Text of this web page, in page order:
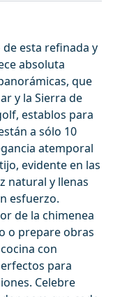
esta refinada y
absoluta
que
y la Sierra de
establos para
a sólo 10
atemporal
evidente en las
natural y llenas
esfuerzo.
de la chimenea
o prepare obras
con
para
Celebre